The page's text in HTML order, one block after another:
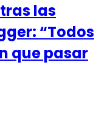
las
“Todos
que pasar